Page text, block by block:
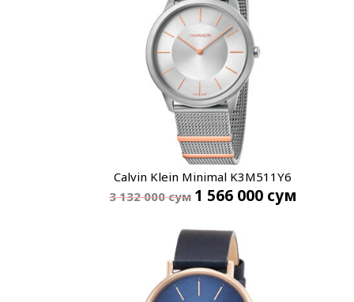
Calvin Klein Minimal K3M511Y6
3 132 000сум 1 566 000 сум